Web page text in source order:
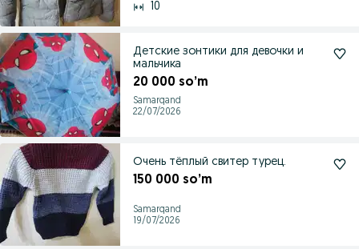
10
Детские зонтики для девочки и
мальчика
20 000 so’m
Samarqand
22/07/2026
Очень тёплый свитер турец.
150 000 so’m
Samarqand
19/07/2026